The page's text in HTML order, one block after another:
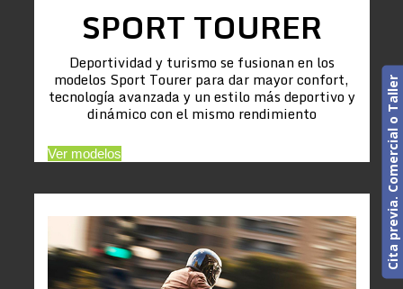
SPORT TOURER
Deportividad y turismo se fusionan en los
modelos Sport Tourer para dar mayor confort,
tecnología avanzada y un estilo más deportivo y
dinámico con el mismo rendimiento
Ver modelos Cita previa. Comercial o Taller